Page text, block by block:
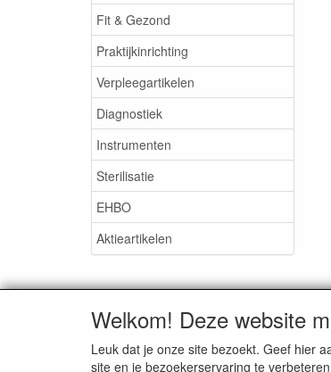
Fit & Gezond
Praktijkinrichting
Verpleegartikelen
Diagnostiek
Instrumenten
Sterilisatie
EHBO
Aktieartikelen
Welkom! Deze website
Leuk dat je onze site bezoekt. Geef hier
site en je bezoekerservaring te